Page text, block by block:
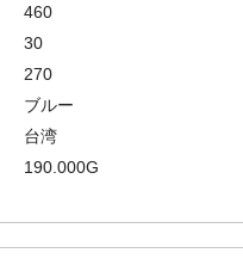
460
30
270
ブルー
台湾
190.000G